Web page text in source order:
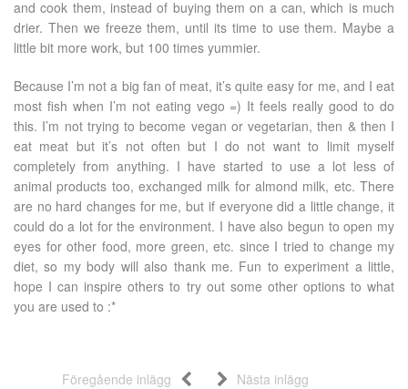
and cook them, instead of buying them on a can, which is much
drier. Then we freeze them, until its time to use them. Maybe a
little bit more work, but 100 times yummier.
Because I’m not a big fan of meat, it’s quite easy for me, and I eat
most fish when I’m not eating vego =) It feels really good to do
this. I’m not trying to become vegan or vegetarian, then & then I
eat meat but it’s not often but I do not want to limit myself
completely from anything. I have started to use a lot less of
animal products too, exchanged milk for almond milk, etc. There
are no hard changes for me, but if everyone did a little change, it
could do a lot for the environment. I have also begun to open my
eyes for other food, more green, etc. since I tried to change my
diet, so my body will also thank me. Fun to experiment a little,
hope I can inspire others to try out some other options to what
you are used to :*
Föregående inlägg Nästa inlägg